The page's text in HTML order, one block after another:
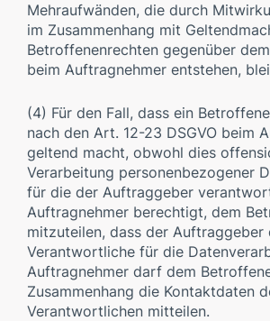
Mehraufwänden, die durch
im Zusammenhang mit
Betroffenenrechten gegenüber
beim Auftragnehmer entstehen,
(4) Für den Fall, dass ein
nach den Art. 12-23 DSGVO beim
geltend macht, obwohl dies
Verarbeitung personenbezogener
für die der Auftraggeber
Auftragnehmer berechtigt, dem
mitzuteilen, dass der Auftraggeber
Verantwortliche für die
Auftragnehmer darf dem
Zusammenhang die Kontaktdaten
Verantwortlichen mitteilen.